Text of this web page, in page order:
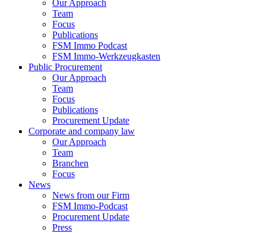
Our Approach
Team
Focus
Publications
FSM Immo Podcast
FSM Immo-Werkzeugkasten
Public Procurement
Our Approach
Team
Focus
Publications
Procurement Update
Corporate and company law
Our Approach
Team
Branchen
Focus
News
News from our Firm
FSM Immo-Podcast
Procurement Update
Press